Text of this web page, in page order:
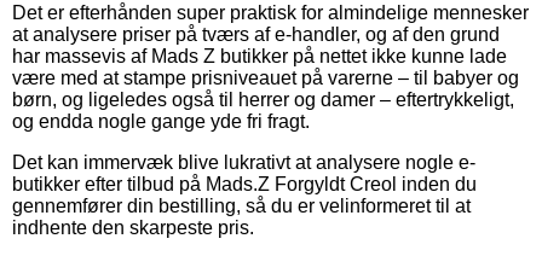
Det er efterhånden super praktisk for almindelige mennesker
at analysere priser på tværs af e-handler, og af den grund
har massevis af Mads Z butikker på nettet ikke kunne lade
være med at stampe prisniveauet på varerne – til babyer og
børn, og ligeledes også til herrer og damer – eftertrykkeligt,
og endda nogle gange yde fri fragt.
Det kan immervæk blive lukrativt at analysere nogle e-
butikker efter tilbud på Mads.Z Forgyldt Creol inden du
gennemfører din bestilling, så du er velinformeret til at
indhente den skarpeste pris.